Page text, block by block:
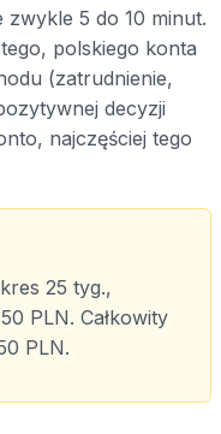
zwykle 5 do 10 minut.
polskiego konta
(zatrudnienie,
decyzji
najczęściej tego
25 tyg.,
PLN. Całkowity
PLN.